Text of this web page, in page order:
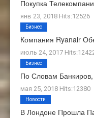
Покупка
янв 23, 2018 Hits:12526
Компания Ryanair
июль 24, 2017
Бизнес
По Словам
мая 25, 2018 Hits:12380
Бизнес
В Лондоне Прошла
Новости